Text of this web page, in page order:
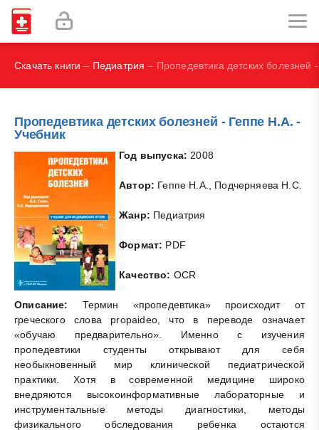
И.В., Брегель Л.В., Субботин В.М.
Фокин В. А.
Скачать книги – Педиатрия – Пропедевтика детских
Пропедевтика детских болезней - Геппе Н.А. -
Учебник
Год выпуска: 2008
Автор: Геппе Н.А., Подчерняева Н.С.
Жанр: Педиатрия
Формат: PDF
Качество: OCR
Описание: Термин «пропедевтика» происходит от
греческого слова propaideo, что в переводе означает
«обучаю предварительно». Именно с изучения
пропедевтики студенты открывают для себя
необыкновенный мир клинической педиатрической
практики. Хотя в современной медицине широко
внедряются высокоинформативные лабораторные и
инструментальные методы диагностики, методы
физикального обследования ребенка остаются